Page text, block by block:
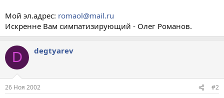
Мой эл.адрес: romaol@mail.ru
Искренне Вам симпатизирующий - Олег Романов.
D degtyarev
26 Ноя 2002 #2